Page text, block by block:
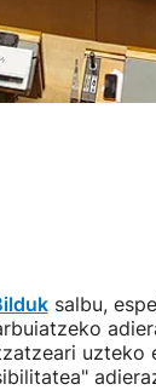
salbu,
uzteko